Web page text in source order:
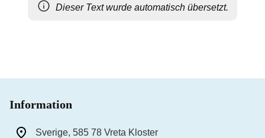
Dieser Text wurde automatisch übersetzt.
Information
Sverige, 585 78 Vreta Kloster